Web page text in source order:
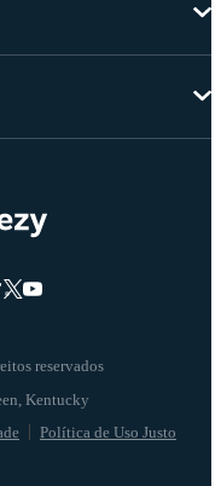
reservados
Política de Uso Justo